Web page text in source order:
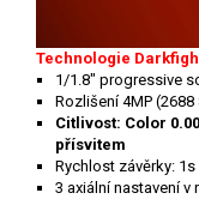
Technologie
1/1.8" progressive
Rozlišení 4MP
Citlivost: Color
přísvitem
Rychlost závěrky:
3 axiální nastavení v